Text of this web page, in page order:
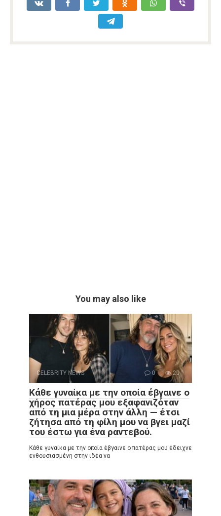
You may also like
CELEBRITY NEWS 0 20
Κάθε γυναίκα με την οποία έβγαινε ο
χήρος πατέρας μου εξαφανιζόταν
από τη μια μέρα στην άλλη — έτσι
ζήτησα από τη φίλη μου να βγει μαζί
του έστω για ένα ραντεβού.
Κάθε γυναίκα με την οποία έβγαινε ο πατέρας μου έδειχνε
ενθουσιασμένη στην ιδέα να